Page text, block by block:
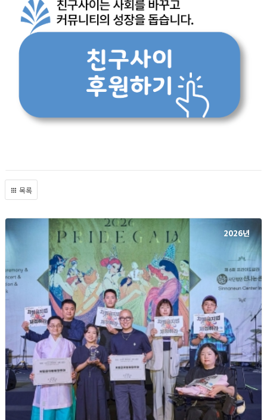
목록
2026년